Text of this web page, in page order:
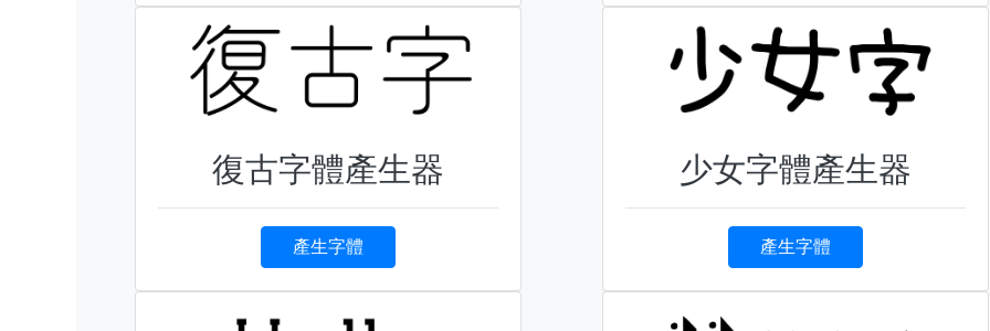
復古字體產生器
產生字體
少女字體產生器
產生字體